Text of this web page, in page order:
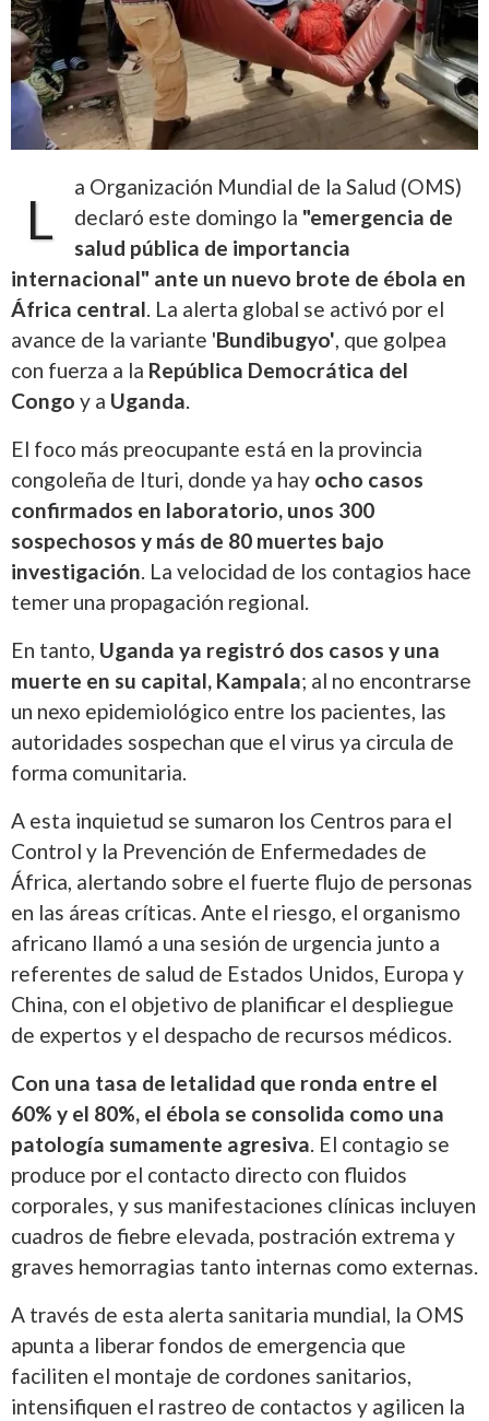
L
a Organización Mundial de la Salud (OMS)
declaró este domingo la "emergencia de
salud pública de importancia
internacional" ante un nuevo brote de ébola en
África central. La alerta global se activó por el
avance de la variante 'Bundibugyo', que golpea
con fuerza a la República Democrática del
Congo y a Uganda.
El foco más preocupante está en la provincia
congoleña de Ituri, donde ya hay ocho casos
confirmados en laboratorio, unos 300
sospechosos y más de 80 muertes bajo
investigación. La velocidad de los contagios hace
temer una propagación regional.
En tanto, Uganda ya registró dos casos y una
muerte en su capital, Kampala; al no encontrarse
un nexo epidemiológico entre los pacientes, las
autoridades sospechan que el virus ya circula de
forma comunitaria.
A esta inquietud se sumaron los Centros para el
Control y la Prevención de Enfermedades de
África, alertando sobre el fuerte flujo de personas
en las áreas críticas. Ante el riesgo, el organismo
africano llamó a una sesión de urgencia junto a
referentes de salud de Estados Unidos, Europa y
China, con el objetivo de planificar el despliegue
de expertos y el despacho de recursos médicos.
Con una tasa de letalidad que ronda entre el
60% y el 80%, el ébola se consolida como una
patología sumamente agresiva. El contagio se
produce por el contacto directo con fluidos
corporales, y sus manifestaciones clínicas incluyen
cuadros de fiebre elevada, postración extrema y
graves hemorragias tanto internas como externas.
A través de esta alerta sanitaria mundial, la OMS
apunta a liberar fondos de emergencia que
faciliten el montaje de cordones sanitarios,
intensifiquen el rastreo de contactos y agilicen la